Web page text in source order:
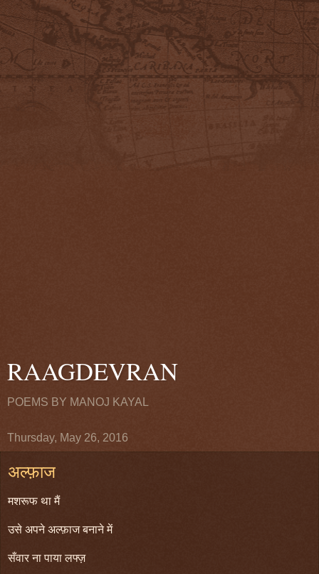
RAAGDEVRAN
POEMS BY MANOJ KAYAL
Thursday, May 26, 2016
अल्फ़ाज
मशरूफ था मैं
उसे अपने अल्फ़ाज बनाने में
सँवार ना पाया लफ्ज़